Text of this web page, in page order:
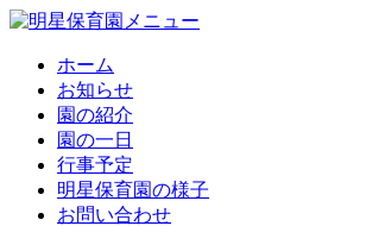
ホーム
お知らせ
園の紹介
園の一日
行事予定
明星保育園の様子
お問い合わせ